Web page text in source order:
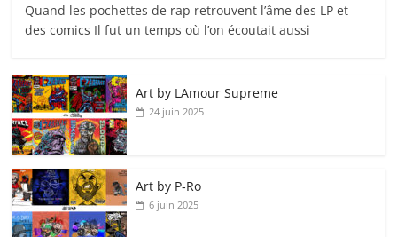
Quand les pochettes de rap retrouvent l’âme des LP et
des comics Il fut un temps où l’on écoutait aussi
Art by LAmour Supreme
24 juin 2025
Art by P‑Ro
6 juin 2025